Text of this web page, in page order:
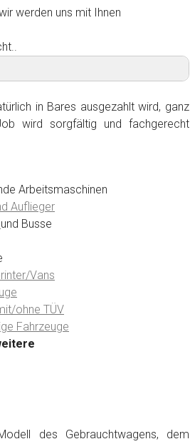
werden uns mit Ihnen
in Bares ausgezahlt wird, ganz
wird sorgfältig und fachgerecht
Arbeitsmaschinen
Auflieger
und Busse
Vans
ohne TÜV
Fahrzeuge
des Gebrauchtwagens, dem